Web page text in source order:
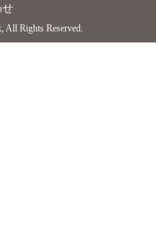
せ
All Rights Reserved.